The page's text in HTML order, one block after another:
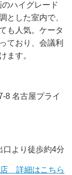
ハイグレード
とした室内で、
も人気。ケータ
ており、会議利
ます。
8 名古屋プライ
口より徒歩約4分
店 詳細はこちら